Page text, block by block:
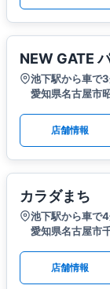
NEW GATE
池下駅から車で
愛知県名古屋市
店舗情報
カラダまち
池下駅から車で
愛知県名古屋市
店舗情報